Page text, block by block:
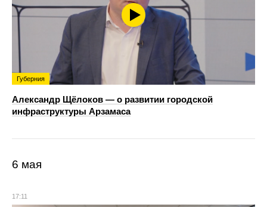
Губерния
Александр Щёлоков — о развитии городской
инфраструктуры Арзамаса
6 мая
17:11